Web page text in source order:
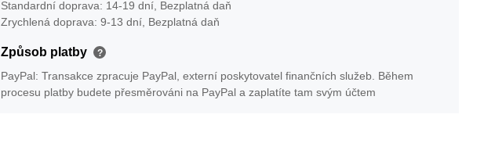
Standardní doprava: 14-19 dní, Bezplatná daň
Zrychlená doprava: 9-13 dní, Bezplatná daň
Způsob platby ?
PayPal: Transakce zpracuje PayPal, externí poskytovatel finančních služeb. Během
procesu platby budete přesměrováni na PayPal a zaplatíte tam svým účtem